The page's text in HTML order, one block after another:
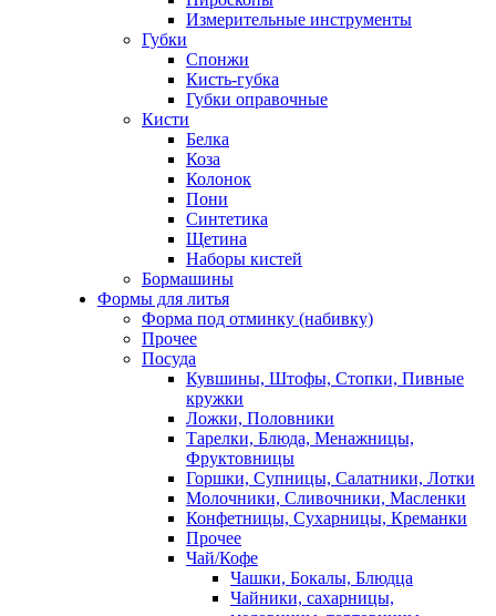
Измерительные инструменты
Губки
Спонжи
Кисть-губка
Губки оправочные
Кисти
Белка
Коза
Колонок
Пони
Синтетика
Щетина
Наборы кистей
Бормашины
Формы для литья
Форма под отминку (набивку)
Прочее
Посуда
Кувшины, Штофы, Стопки, Пивные
кружки
Ложки, Половники
Тарелки, Блюда, Менажницы,
Фруктовницы
Горшки, Супницы, Салатники, Лотки
Молочники, Сливочники, Масленки
Конфетницы, Сухарницы, Креманки
Прочее
Чай/Кофе
Чашки, Бокалы, Блюдца
Чайники, сахарницы,